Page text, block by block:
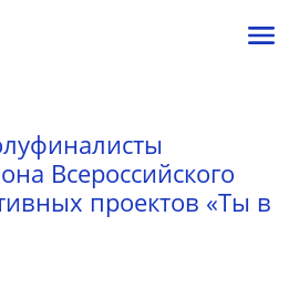
Всероссийского
проектов «Ты в